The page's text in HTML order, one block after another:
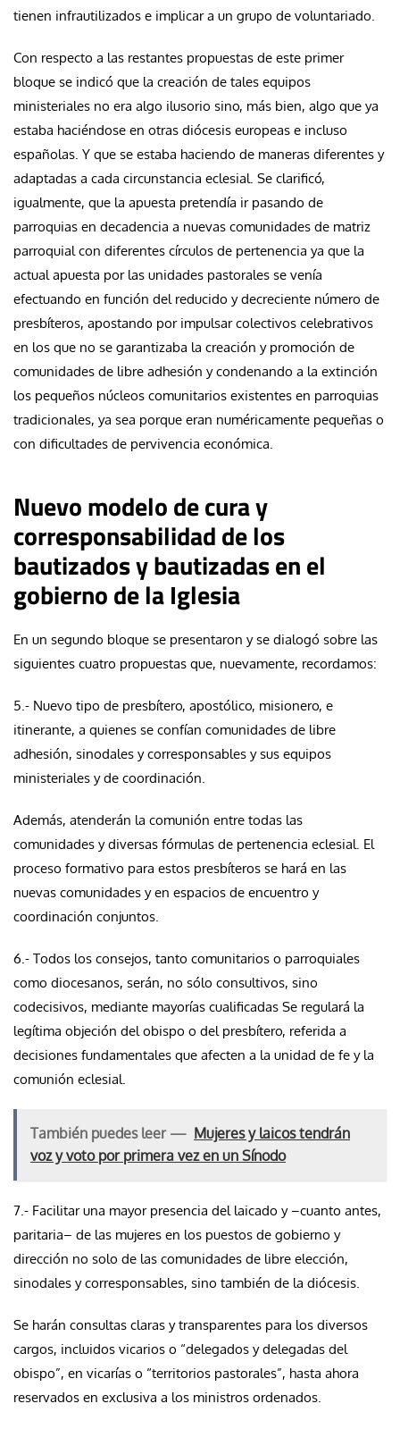
tienen infrautilizados e implicar a un grupo de voluntariado.
Con respecto a las restantes propuestas de este primer
bloque se indicó que la creación de tales equipos
ministeriales no era algo ilusorio sino, más bien, algo que ya
estaba haciéndose en otras diócesis europeas e incluso
españolas. Y que se estaba haciendo de maneras diferentes y
adaptadas a cada circunstancia eclesial. Se clarificó,
igualmente, que la apuesta pretendía ir pasando de
parroquias en decadencia a nuevas comunidades de matriz
parroquial con diferentes círculos de pertenencia ya que la
actual apuesta por las unidades pastorales se venía
efectuando en función del reducido y decreciente número de
presbíteros, apostando por impulsar colectivos celebrativos
en los que no se garantizaba la creación y promoción de
comunidades de libre adhesión y condenando a la extinción
los pequeños núcleos comunitarios existentes en parroquias
tradicionales, ya sea porque eran numéricamente pequeñas o
con dificultades de pervivencia económica.
Nuevo modelo de cura y
corresponsabilidad de los
bautizados y bautizadas en el
gobierno de la Iglesia
En un segundo bloque se presentaron y se dialogó sobre las
siguientes cuatro propuestas que, nuevamente, recordamos:
5.- Nuevo tipo de presbítero, apostólico, misionero, e
itinerante, a quienes se confían comunidades de libre
adhesión, sinodales y corresponsables y sus equipos
ministeriales y de coordinación.
Además, atenderán la comunión entre todas las
comunidades y diversas fórmulas de pertenencia eclesial. El
proceso formativo para estos presbíteros se hará en las
nuevas comunidades y en espacios de encuentro y
coordinación conjuntos.
6.- Todos los consejos, tanto comunitarios o parroquiales
como diocesanos, serán, no sólo consultivos, sino
codecisivos, mediante mayorías cualificadas Se regulará la
legítima objeción del obispo o del presbítero, referida a
decisiones fundamentales que afecten a la unidad de fe y la
comunión eclesial.
También puedes leer — Mujeres y laicos tendrán
voz y voto por primera vez en un Sínodo
7.- Facilitar una mayor presencia del laicado y –cuanto antes,
paritaria– de las mujeres en los puestos de gobierno y
dirección no solo de las comunidades de libre elección,
sinodales y corresponsables, sino también de la diócesis.
Se harán consultas claras y transparentes para los diversos
cargos, incluidos vicarios o “delegados y delegadas del
obispo”, en vicarías o “territorios pastorales”, hasta ahora
reservados en exclusiva a los ministros ordenados.